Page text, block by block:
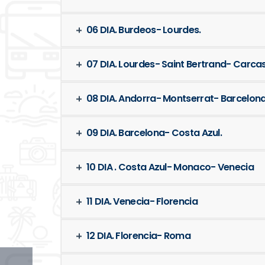
06 DIA. Burdeos- Lourdes.
07 DIA. Lourdes- Saint Bertrand-
08 DIA. Andorra- Montserrat-
09 DIA. Barcelona- Costa Azul.
10 DIA . Costa Azul- Monaco- Venecia
11 DIA. Venecia- Florencia
12 DIA. Florencia- Roma